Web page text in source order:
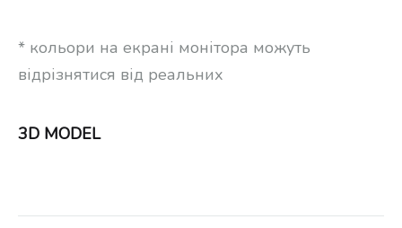
* кольори на екрані монітора можуть
відрізнятися від реальних
3D MODEL